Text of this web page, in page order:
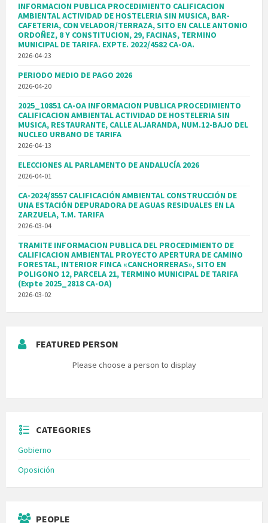
INFORMACION PUBLICA PROCEDIMIENTO CALIFICACION
AMBIENTAL ACTIVIDAD DE HOSTELERIA SIN MUSICA, BAR-
CAFETERIA, CON VELADOR/TERRAZA, SITO EN CALLE ANTONIO
ORDOÑEZ, 8 Y CONSTITUCION, 29, FACINAS, TERMINO
MUNICIPAL DE TARIFA. EXPTE. 2022/4582 CA-OA.
2026-04-23
PERIODO MEDIO DE PAGO 2026
2026-04-20
2025_10851 CA-OA INFORMACION PUBLICA PROCEDIMIENTO
CALIFICACION AMBIENTAL ACTIVIDAD DE HOSTELERIA SIN
MUSICA, RESTAURANTE, CALLE ALJARANDA, NUM.12-BAJO DEL
NUCLEO URBANO DE TARIFA
2026-04-13
ELECCIONES AL PARLAMENTO DE ANDALUCÍA 2026
2026-04-01
CA-2024/8557 CALIFICACIÓN AMBIENTAL CONSTRUCCIÓN DE
UNA ESTACIÓN DEPURADORA DE AGUAS RESIDUALES EN LA
ZARZUELA, T.M. TARIFA
2026-03-04
TRAMITE INFORMACION PUBLICA DEL PROCEDIMIENTO DE
CALIFICACION AMBIENTAL PROYECTO APERTURA DE CAMINO
FORESTAL, INTERIOR FINCA «CANCHORRERAS», SITO EN
POLIGONO 12, PARCELA 21, TERMINO MUNICIPAL DE TARIFA
(Expte 2025_2818 CA-OA)
2026-03-02
FEATURED PERSON
Please choose a person to display
CATEGORIES
Gobierno
Oposición
PEOPLE